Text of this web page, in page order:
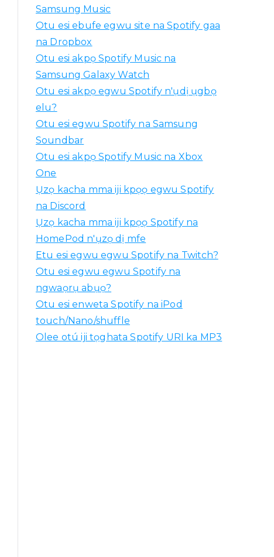
Samsung Music
Otu esi ebufe egwu site na Spotify gaa
na Dropbox
Otu esi akpọ Spotify Music na
Samsung Galaxy Watch
Otu esi akpọ egwu Spotify n'ụdị ụgbọ
elu?
Otu esi egwu Spotify na Samsung
Soundbar
Otu esi akpọ Spotify Music na Xbox
One
Ụzọ kacha mma iji kpọọ egwu Spotify
na Discord
Ụzọ kacha mma iji kpọọ Spotify na
HomePod n'ụzọ dị mfe
Etu esi egwu egwu Spotify na Twitch?
Otu esi egwu egwu Spotify na
ngwaọrụ abụọ?
Otu esi enweta Spotify na iPod
touch/Nano/shuffle
Olee otú iji tọghata Spotify URI ka MP3